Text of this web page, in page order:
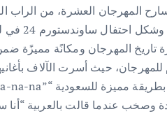
فنان ودي جي على مسارح المهرجان
إلى الروك
حيث أسرت الآلاف
وصخب عندما قالت بالعربية “أنا